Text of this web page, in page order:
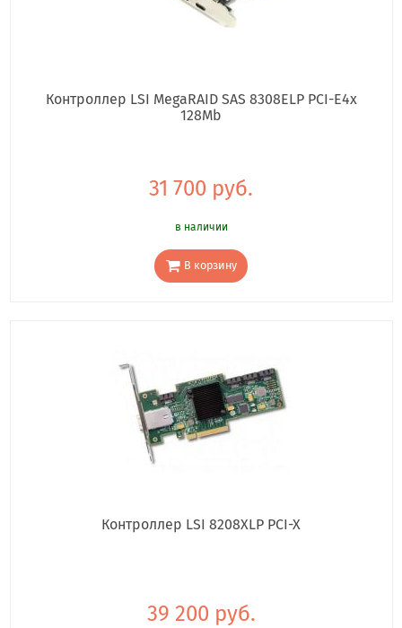
Контроллер LSI MegaRAID SAS 8308ELP PCI-E4x
128Mb
31 700 руб.
в наличии
В корзину
Контроллер LSI 8208XLP PCI-X
39 200 руб.